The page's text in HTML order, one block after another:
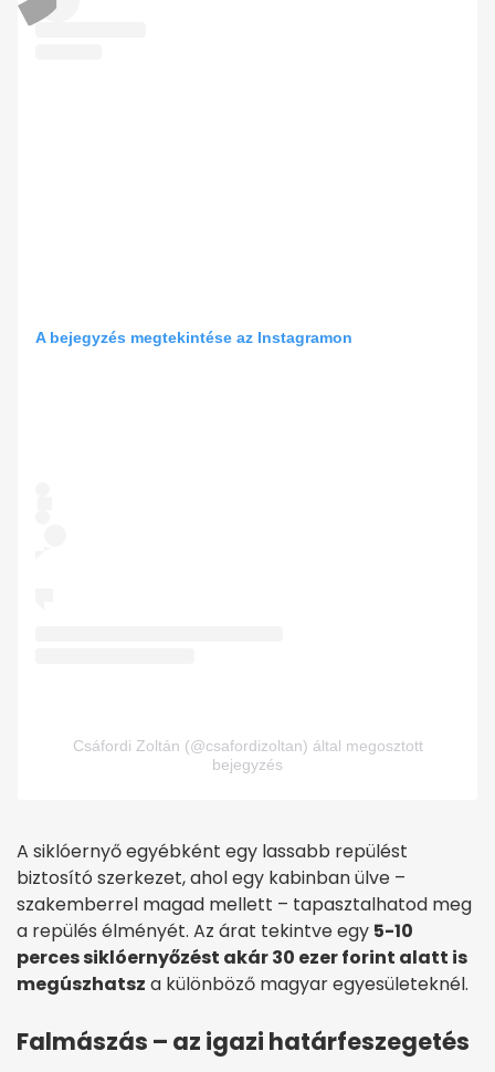
A bejegyzés megtekintése az Instagramon
Csáfordi Zoltán (@csafordizoltan) által megosztott
bejegyzés
A siklóernyő egyébként egy lassabb repülést
biztosító szerkezet, ahol egy kabinban ülve –
szakemberrel magad mellett – tapasztalhatod meg
a repülés élményét. Az árat tekintve egy 5-10
perces siklóernyőzést akár 30 ezer forint alatt is
megúszhatsz a különböző magyar egyesületeknél.
Falmászás – az igazi határfeszegetés